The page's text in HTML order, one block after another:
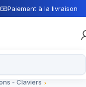
Paiement à la livraison
- Claviers